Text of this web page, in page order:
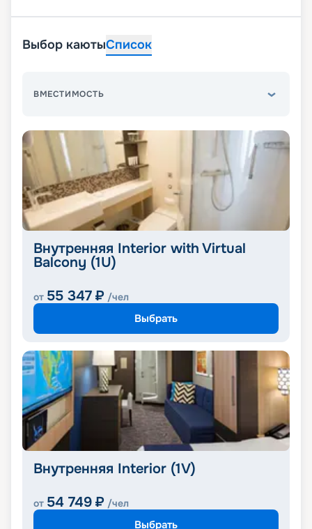
Выбор каютыСписок
ВМЕСТИМОСТЬ
Внутренняя Interior with Virtual
Balcony (1U)
от 55 347 ₽ /чел
Выбрать
Внутренняя Interior (1V)
от 54 749 ₽ /чел
Выбрать